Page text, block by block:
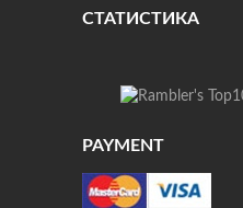
СТАТИСТИКА
PAYMENT